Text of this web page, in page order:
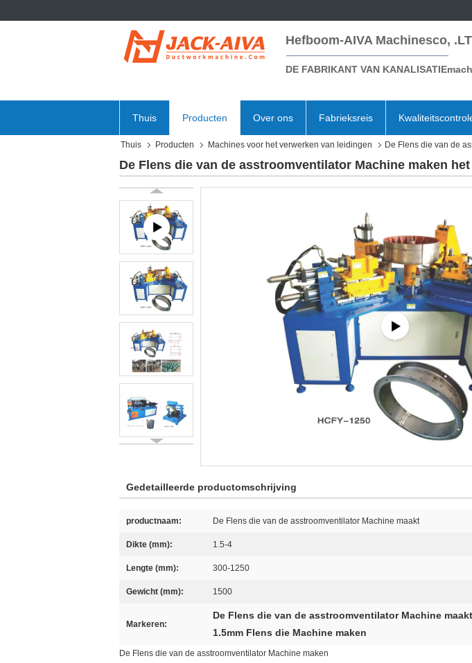
Hefboom-AIVA Machinesco,
DE FABRIKANT VAN
Thuis Producten Over ons Fabrieksreis
Thuis Producten Machines voor het verwerken van leidingen De Flens die van de
De Flens die van de asstroomventilator Machine maken
Gedetailleerde productomschrijving
productnaam: De Flens die van de asstroomventilator Machine maakt
Dikte (mm): 1.5-4
Lengte (mm): 300-1250
Gewicht (mm): 1500
Markeren:
De Flens die van de asstroomventilator Machine maakt
1.5mm Flens die Machine maken
De Flens die van de asstroomventilator Machine maken